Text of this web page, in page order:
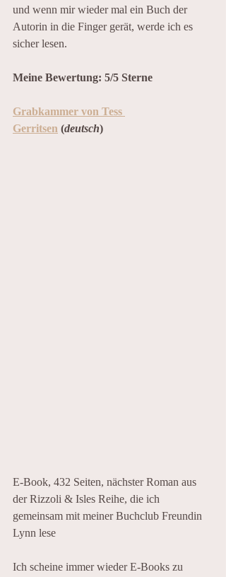
und wenn mir wieder mal ein Buch der
Autorin in die Finger gerät, werde ich es
sicher lesen.
Meine Bewertung: 5/5 Sterne
Grabkammer von Tess
Gerritsen (deutsch)
E-Book, 432 Seiten, nächster Roman aus
der Rizzoli & Isles Reihe, die ich
gemeinsam mit meiner Buchclub Freundin
Lynn lese
Ich scheine immer wieder E-Books zu